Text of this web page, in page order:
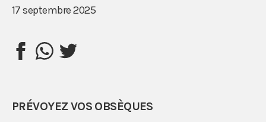
17 septembre 2025
PRÉVOYEZ VOS OBSÈQUES